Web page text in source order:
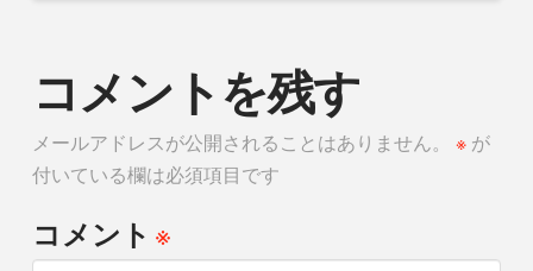
コメントを残す
メールアドレスが公開されることはありません。 ※が
付いている欄は必須項目です
コメント※